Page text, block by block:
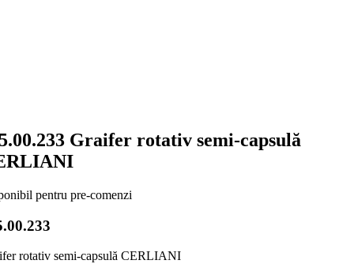
Graifer rotativ semi-capsulă
pentru pre-comenzi
rotativ semi-capsulă CERLIANI